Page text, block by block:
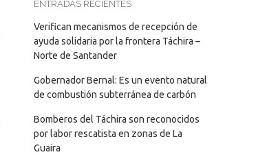
ENTRADAS RECIENTES
Verifican mecanismos de recepción de
ayuda solidaria por la frontera Táchira –
Norte de Santander
Gobernador Bernal: Es un evento natural
de combustión subterránea de carbón
Bomberos del Táchira son reconocidos
por labor rescatista en zonas de La
Guaira